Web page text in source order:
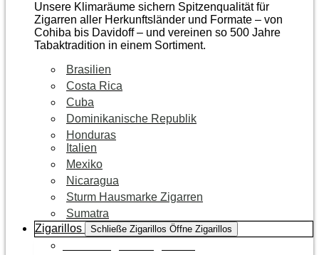
Unsere Klimaräume sichern Spitzenqualität für
Zigarren aller Herkunftsländer und Formate – von
Cohiba bis Davidoff – und vereinen so 500 Jahre
Tabaktradition in einem Sortiment.
Brasilien
Costa Rica
Cuba
Dominikanische Republik
Honduras
Italien
Mexiko
Nicaragua
Sturm Hausmarke Zigarren
Sumatra
Zigarillos
Schließe Zigarillos Öffne Zigarillos